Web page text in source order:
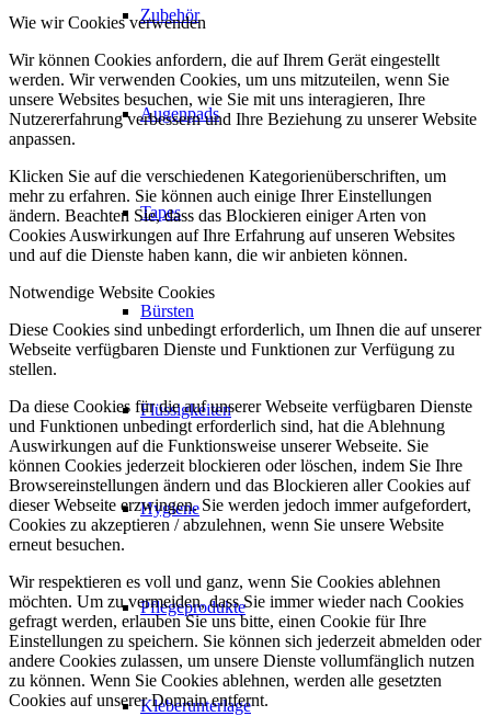
Zubehör
Augenpads
Tapes
Bürsten
Flüssigkeiten
Hygiene
Pflegeprodukte
Kleberunterlage
Wie wir Cookies verwenden
Wir können Cookies anfordern, die auf Ihrem Gerät eingestellt
werden. Wir verwenden Cookies, um uns mitzuteilen, wenn Sie
unsere Websites besuchen, wie Sie mit uns interagieren, Ihre
Nutzererfahrung verbessern und Ihre Beziehung zu unserer Website
anpassen.
Klicken Sie auf die verschiedenen Kategorienüberschriften, um
mehr zu erfahren. Sie können auch einige Ihrer Einstellungen
ändern. Beachten Sie, dass das Blockieren einiger Arten von
Cookies Auswirkungen auf Ihre Erfahrung auf unseren Websites
und auf die Dienste haben kann, die wir anbieten können.
Notwendige Website Cookies
Diese Cookies sind unbedingt erforderlich, um Ihnen die auf unserer
Webseite verfügbaren Dienste und Funktionen zur Verfügung zu
stellen.
Da diese Cookies für die auf unserer Webseite verfügbaren Dienste
und Funktionen unbedingt erforderlich sind, hat die Ablehnung
Auswirkungen auf die Funktionsweise unserer Webseite. Sie
können Cookies jederzeit blockieren oder löschen, indem Sie Ihre
Browsereinstellungen ändern und das Blockieren aller Cookies auf
dieser Webseite erzwingen. Sie werden jedoch immer aufgefordert,
Cookies zu akzeptieren / abzulehnen, wenn Sie unsere Website
erneut besuchen.
Wir respektieren es voll und ganz, wenn Sie Cookies ablehnen
möchten. Um zu vermeiden, dass Sie immer wieder nach Cookies
gefragt werden, erlauben Sie uns bitte, einen Cookie für Ihre
Einstellungen zu speichern. Sie können sich jederzeit abmelden oder
andere Cookies zulassen, um unsere Dienste vollumfänglich nutzen
zu können. Wenn Sie Cookies ablehnen, werden alle gesetzten
Cookies auf unserer Domain entfernt.